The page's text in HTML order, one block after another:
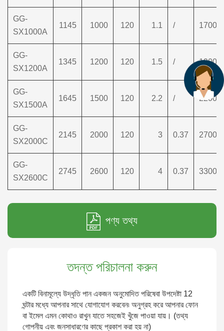
GG-
SX1000A
1145 1000 120 1.1 /
GG-
SX1200A
1345 1200 120 1.5 /
GG-
SX1500A
1645 1500 120 2.2 /
GG-
SX2000C
2145 2000 120 3 0.37
GG-
SX2600C
2745 2600 120 4 0.37
পণ্য তথ্য
তদন্ত পরিচালনা করুন
একটি বিনামূল্যে উদ্ধৃতি পান একজন অনুমোদিত পরিষেবা উপদেষ্টা 12
ঘন্টার মধ্যে আপনার সাথে যোগাযোগ করবেন৷ অনুগ্রহ করে আপনার ফোন
বা ইমেল এমন কোথাও রাখুন যাতে সহজেই খুঁজে পাওয়া যায়। (তথ্য
গোপনীয় এবং জনসাধারণের কাছে প্রকাশ করা হয় না)